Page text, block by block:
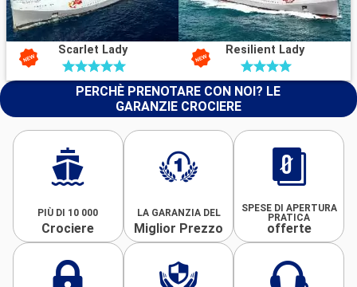
Scarlet Lady Resilient Lady
PERCHÈ PRENOTARE CON NOI? LE
GARANZIE CROCIERE
PIÙ DI 10 000
Crociere
LA GARANZIA DEL
Miglior Prezzo
SPESE DI APERTURA
PRATICA
offerte